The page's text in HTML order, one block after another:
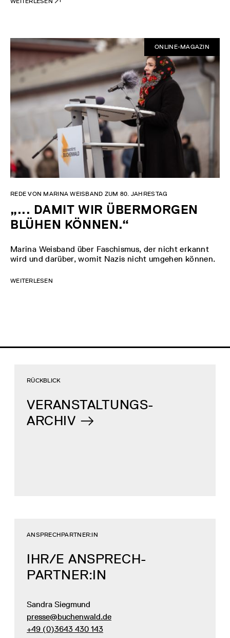
ONLINE-MAGAZIN
„... DAMIT WIR ÜBERMORGEN
BLÜHEN KÖNNEN.“
REDE VON MARINA WEISBAND ZUM 80. JAHRESTAG
Marina Weisband über Faschismus, der nicht erkannt
wird und darüber, womit Nazis nicht umgehen können.
WEITERLESEN
VERANSTALTUNGS-
ARCHIV
RÜCKBLICK
IHR/E ANSPRECH­
PARTNER:IN
ANSPRECHPARTNER:IN
Sandra Siegmund
presse@buchenwald.de
+49 (0)3643 430 143